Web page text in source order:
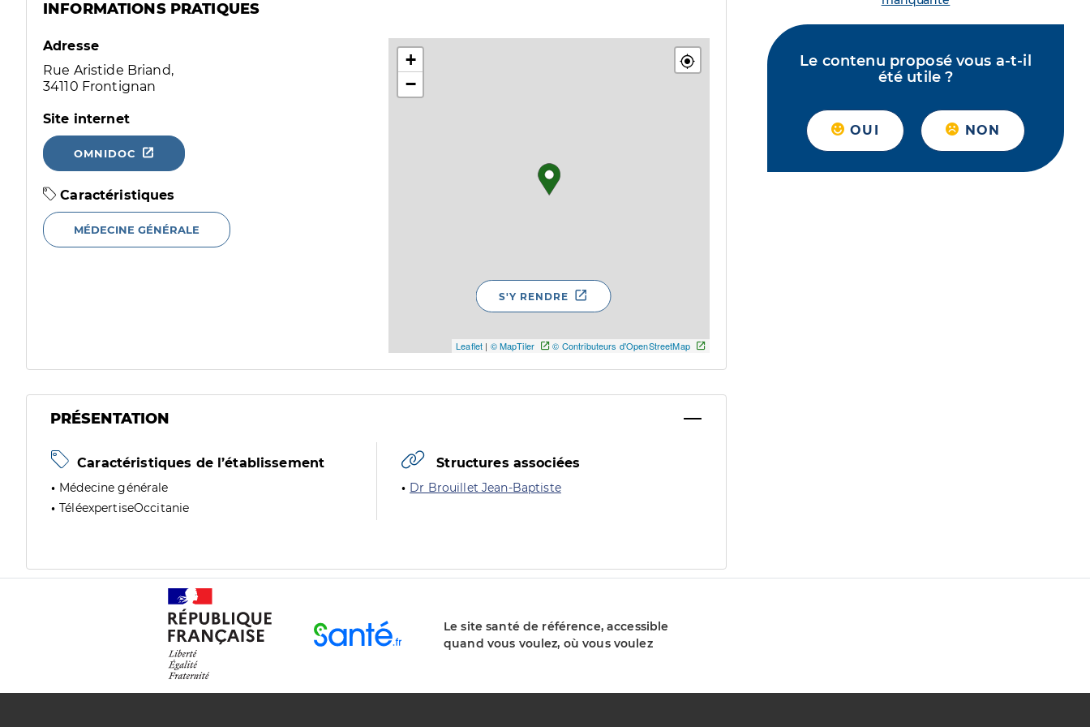
INFORMATIONS PRATIQUES
Adresse
Rue Aristide Briand,
34110 Frontignan
Site internet
OMNIDOC
Caractéristiques
MÉDECINE GÉNÉRALE
+
−
Leaflet | © MapTiler © Contributeurs d'OpenStreetMap
S'Y RENDRE
PRÉSENTATION
Caractéristiques de l’établissement
Médecine générale
TéléexpertiseOccitanie
Structures associées
Dr Brouillet Jean-Baptiste
Le contenu proposé vous a-t-il
été utile ?
OUI NON
Le site santé de référence, accessible
quand vous voulez, où vous voulez